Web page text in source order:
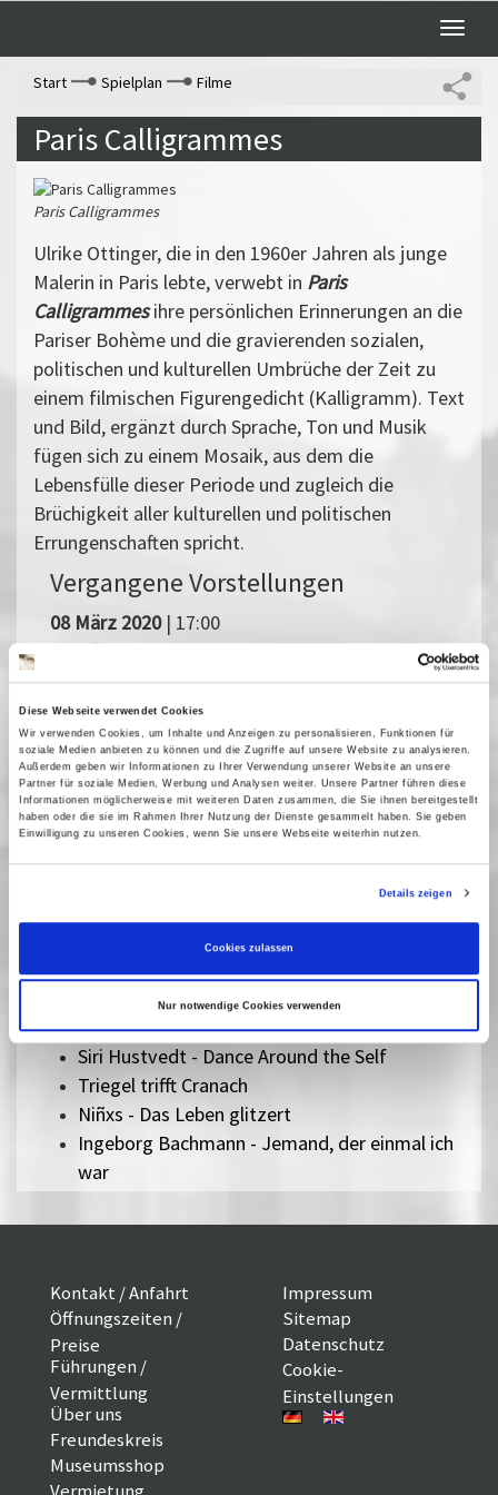
Diese Webseite verwendet Cookies
Wir verwenden Cookies, um Inhalte und Anzeigen zu personalisieren, Funktionen für
soziale Medien anbieten zu können und die Zugriffe auf unsere Website zu analysieren.
Außerdem geben wir Informationen zu Ihrer Verwendung unserer Website an unsere
Partner für soziale Medien, Werbung und Analysen weiter. Unsere Partner führen diese
Informationen möglicherweise mit weiteren Daten zusammen, die Sie ihnen bereitgestellt
haben oder die sie im Rahmen Ihrer Nutzung der Dienste gesammelt haben. Sie geben
Einwilligung zu unseren Cookies, wenn Sie unsere Webseite weiterhin nutzen.
Details zeigen
Cookies zulassen
Nur notwendige Cookies verwenden
Toggle
Start
Spielplan Filme
Paris Calligrammes
Paris Calligrammes
Ulrike Ottinger, die in den 1960er Jahren als junge
Malerin in Paris lebte, verwebt in Paris
Calligrammes ihre persönlichen Erinnerungen an die
Pariser Bohème und die gravierenden sozialen,
politischen und kulturellen Umbrüche der Zeit zu
einem filmischen Figurengedicht (Kalligramm). Text
und Bild, ergänzt durch Sprache, Ton und Musik
fügen sich zu einem Mosaik, aus dem die
Lebensfülle dieser Periode und zugleich die
Brüchigkeit aller kulturellen und politischen
Errungenschaften spricht.
Vergangene Vorstellungen
08 März 2020| 17:00
11 März 2020| 17:00
New Realities
Unter dem Titel »New Realities« präsentieren wir
Dokumentarfilme, die sich jenseits gängiger, fernsehtauglicher
Formate auf Wagnisse einlassen, eigene ästhetische Wege
beschreiten und unbekannte Themen erschließen.
Mutzenbacher
Monk in Pieces
Special Operation
Siri Hustvedt - Dance Around the Self
Triegel trifft Cranach
Niñxs - Das Leben glitzert
Ingeborg Bachmann - Jemand, der einmal ich
war
Kontakt / Anfahrt
Öffnungszeiten /
Preise
Führungen /
Vermittlung
Über uns
Freundeskreis
Museumsshop
Impressum
Sitemap
Datenschutz
Cookie-
Einstellungen